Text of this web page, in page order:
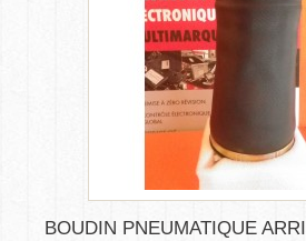
BOUDIN PNEUMATIQUE